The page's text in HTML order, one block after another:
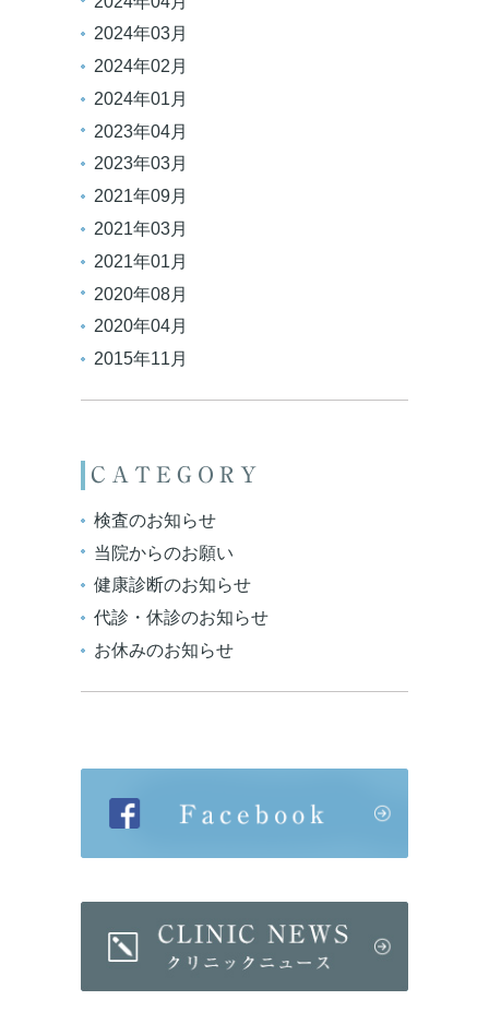
2024年03月
2024年02月
2024年01月
2023年04月
2023年03月
2021年09月
2021年03月
2021年01月
2020年08月
2020年04月
2015年11月
CATEGORY
検査のお知らせ
当院からのお願い
健康診断のお知らせ
代診・休診のお知らせ
お休みのお知らせ